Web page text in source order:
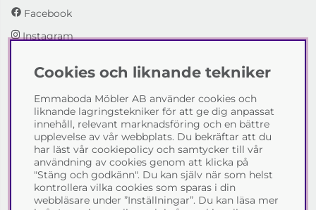
Facebook
Instagram
Emmaboda Möbler AB
I fyra generationer har vi hjälpt människor att möblera
sina hem och uppfylla sina inredningsdrömmar med
möbeldesign av högsta kvalitet. Vi vill hjälpa just dig att
skapa ditt drömhem - kontakta gärna oss och berätta
hur vi kan hjälpa dig.
Telefon:0471-13690
E-post:info@emmabodamobler.se
Cookies och liknande tekniker
Emmaboda Möbler AB använder cookies och
liknande lagringstekniker för att ge dig anpassat
innehåll, relevant marknadsföring och en bättre
upplevelse av vår webbplats. Du bekräftar att du
har läst vår cookiepolicy och samtycker till vår
användning av cookies genom att klicka på
"Stäng och godkänn". Du kan själv när som helst
kontrollera vilka cookies som sparas i din
webbläsare under ”Inställningar”. Du kan läsa mer